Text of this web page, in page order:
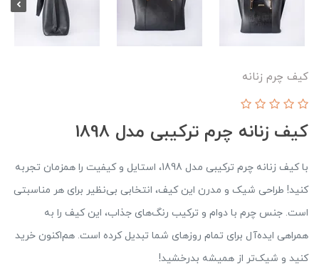
کیف چرم زنانه
کیف زنانه چرم ترکیبی مدل 1898
با کیف زنانه چرم ترکیبی مدل 1898، استایل و کیفیت را همزمان تجربه
کنید! طراحی شیک و مدرن این کیف، انتخابی بی‌نظیر برای هر مناسبتی
است. جنس چرم با دوام و ترکیب رنگ‌های جذاب، این کیف را به
همراهی ایده‌آل برای تمام روزهای شما تبدیل کرده است. هم‌اکنون خرید
کنید و شیک‌تر از همیشه بدرخشید!